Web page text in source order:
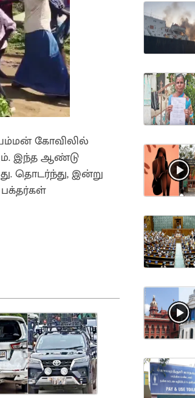
கோவிலில்
இந்த ஆண்டு
தொடர்ந்து, இன்று